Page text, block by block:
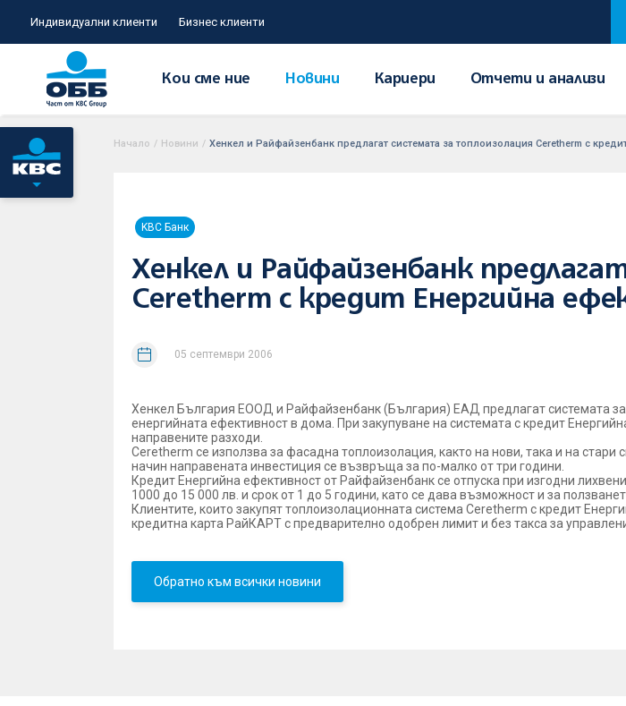
Индивидуални клиенти Бизнес клиенти
Кои сме ние Новини Кариери Отчети и анализи
Начало / Новини / Хенкел и Райфайзенбанк предлагат системата за топлоизолация Ceretherm с
KBC Банк
Хенкел и Райфайзенбанк
Ceretherm с кредит Енергийна
05 септември 2006
Хенкел България ЕООД и Райфайзенбанк (България) ЕАД предлагат системата
енергийната ефективност в дома. При закупуване на системата с кредит
направените разходи.
Ceretherm се използва за фасадна топлоизолация, както на нови, така и на стари
начин направената инвестиция се възвръща за по-малко от три години.
Кредит Енергийна ефективност от Райфайзенбанк се отпуска при изгодни
1000 до 15 000 лв. и срок от 1 до 5 години, като се дава възможност и за
Клиентите, които закупят топлоизолационната система Ceretherm с кредит
кредитна карта РайКАРТ с предварително одобрен лимит и без такса за
Обратно към всички новини